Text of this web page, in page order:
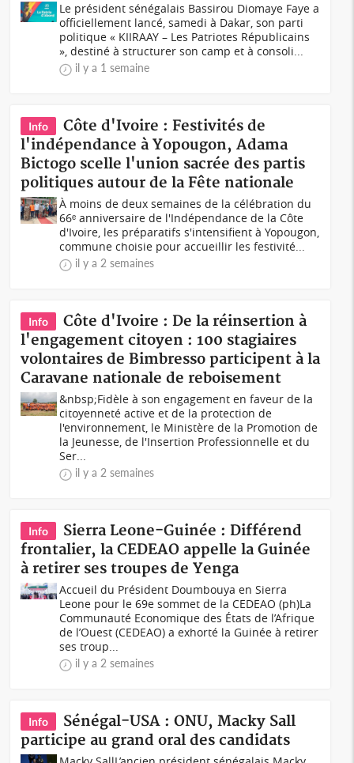
Le président sénégalais Bassirou Diomaye Faye a
officiellement lancé, samedi à Dakar, son parti
politique « KIIRAAY – Les Patriotes Républicains
», destiné à structurer son camp et à consoli...
il y a 1 semaine
Info
Côte d'Ivoire : Festivités de
l'indépendance à Yopougon, Adama
Bictogo scelle l'union sacrée des partis
politiques autour de la Fête nationale
À moins de deux semaines de la célébration du
66ᵉ anniversaire de l'Indépendance de la Côte
d'Ivoire, les préparatifs s'intensifient à Yopougon,
commune choisie pour accueillir les festivité...
il y a 2 semaines
Info
Côte d'Ivoire : De la réinsertion à
l'engagement citoyen : 100 stagiaires
volontaires de Bimbresso participent à la
Caravane nationale de reboisement
&nbsp;Fidèle à son engagement en faveur de la
citoyenneté active et de la protection de
l'environnement, le Ministère de la Promotion de
la Jeunesse, de l'Insertion Professionnelle et du
Ser...
il y a 2 semaines
Info
Sierra Leone-Guinée : Différend
frontalier, la CEDEAO appelle la Guinée
à retirer ses troupes de Yenga
Accueil du Président Doumbouya en Sierra
Leone pour le 69e sommet de la CEDEAO (ph)La
Communauté Economique des États de l’Afrique
de l’Ouest (CEDEAO) a exhorté la Guinée à retirer
ses troup...
il y a 2 semaines
Info
Sénégal-USA : ONU, Macky Sall
participe au grand oral des candidats